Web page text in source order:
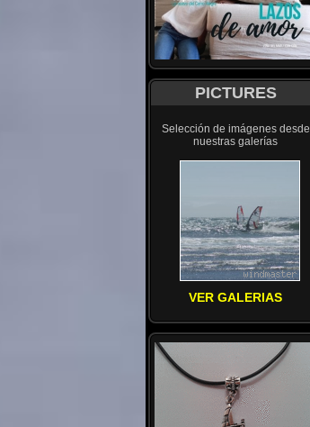
PICTURES
Selección de imágenes desde
nuestras galerías
VER GALERIAS